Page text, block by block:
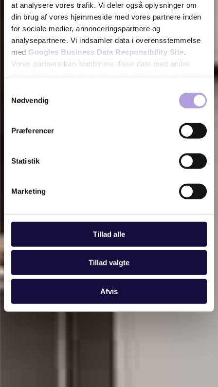
at analysere vores trafik. Vi deler også oplysninger om
din brug af vores hjemmeside med vores partnere inden
for sociale medier, annonceringspartnere og
analysepartnere. Vi indsamler data i overensstemmelse
med Googles Business Data Responsibility Site.
Vores partnere kan kombinere disse data med andre
Nødvendig
Præferencer
Statistik
Marketing
Tillad alle
Tillad valgte
Afvis